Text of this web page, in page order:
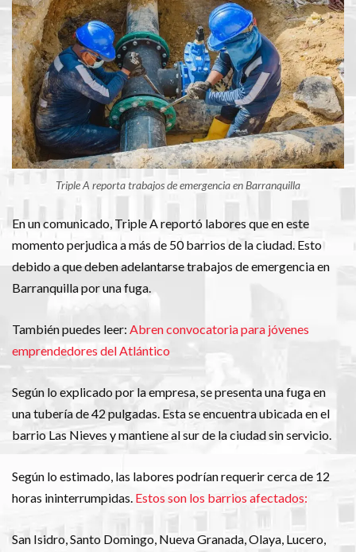
Triple A reporta trabajos de emergencia en Barranquilla
En un comunicado, Triple A reportó labores que en este
momento perjudica a más de 50 barrios de la ciudad. Esto
debido a que deben adelantarse trabajos de emergencia en
Barranquilla por una fuga.
También puedes leer: Abren convocatoria para jóvenes
emprendedores del Atlántico
Según lo explicado por la empresa, se presenta una fuga en
una tubería de 42 pulgadas. Esta se encuentra ubicada en el
barrio Las Nieves y mantiene al sur de la ciudad sin servicio.
Según lo estimado, las labores podrían requerir cerca de 12
horas ininterrumpidas. Estos son los barrios afectados:
San Isidro, Santo Domingo, Nueva Granada, Olaya, Lucero,